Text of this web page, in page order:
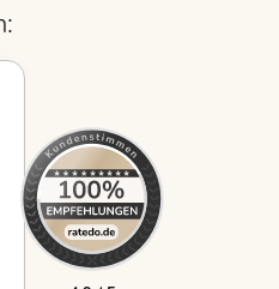
SEHR GUT
„Lieferung sehr
schnell, passend zu